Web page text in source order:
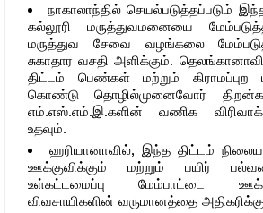
நாகாலாந்தில் செயல்படுத்தப்படும்
கல்லூரி மருத்துவமனையை
மருத்துவ சேவை வழங்கலை
சுகாதார வசதி அளிக்கும்.
திட்டம் பெண்கள் மற்றும்
கொண்டு தொழில்முனைவோர்
எம்.எஸ்.எம்.இ.களின் வணிக
உதவும்.
ஹரியானாவில், இந்த திட்டம்
ஊக்குவிக்கும் மற்றும் பயிர்
உள்கட்டமைப்பு மேம்பாட்டை
விவசாயிகளின் வருமானத்தை